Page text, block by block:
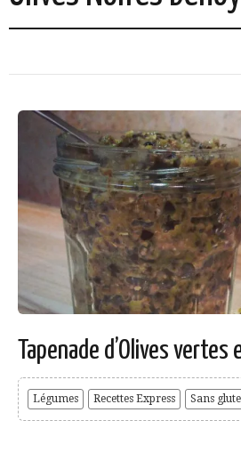
Tapenade d’Olives vertes
Légumes Recettes Express Sans